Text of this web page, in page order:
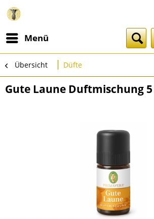
Menü
Übersicht Düfte
Gute Laune Duftmischung